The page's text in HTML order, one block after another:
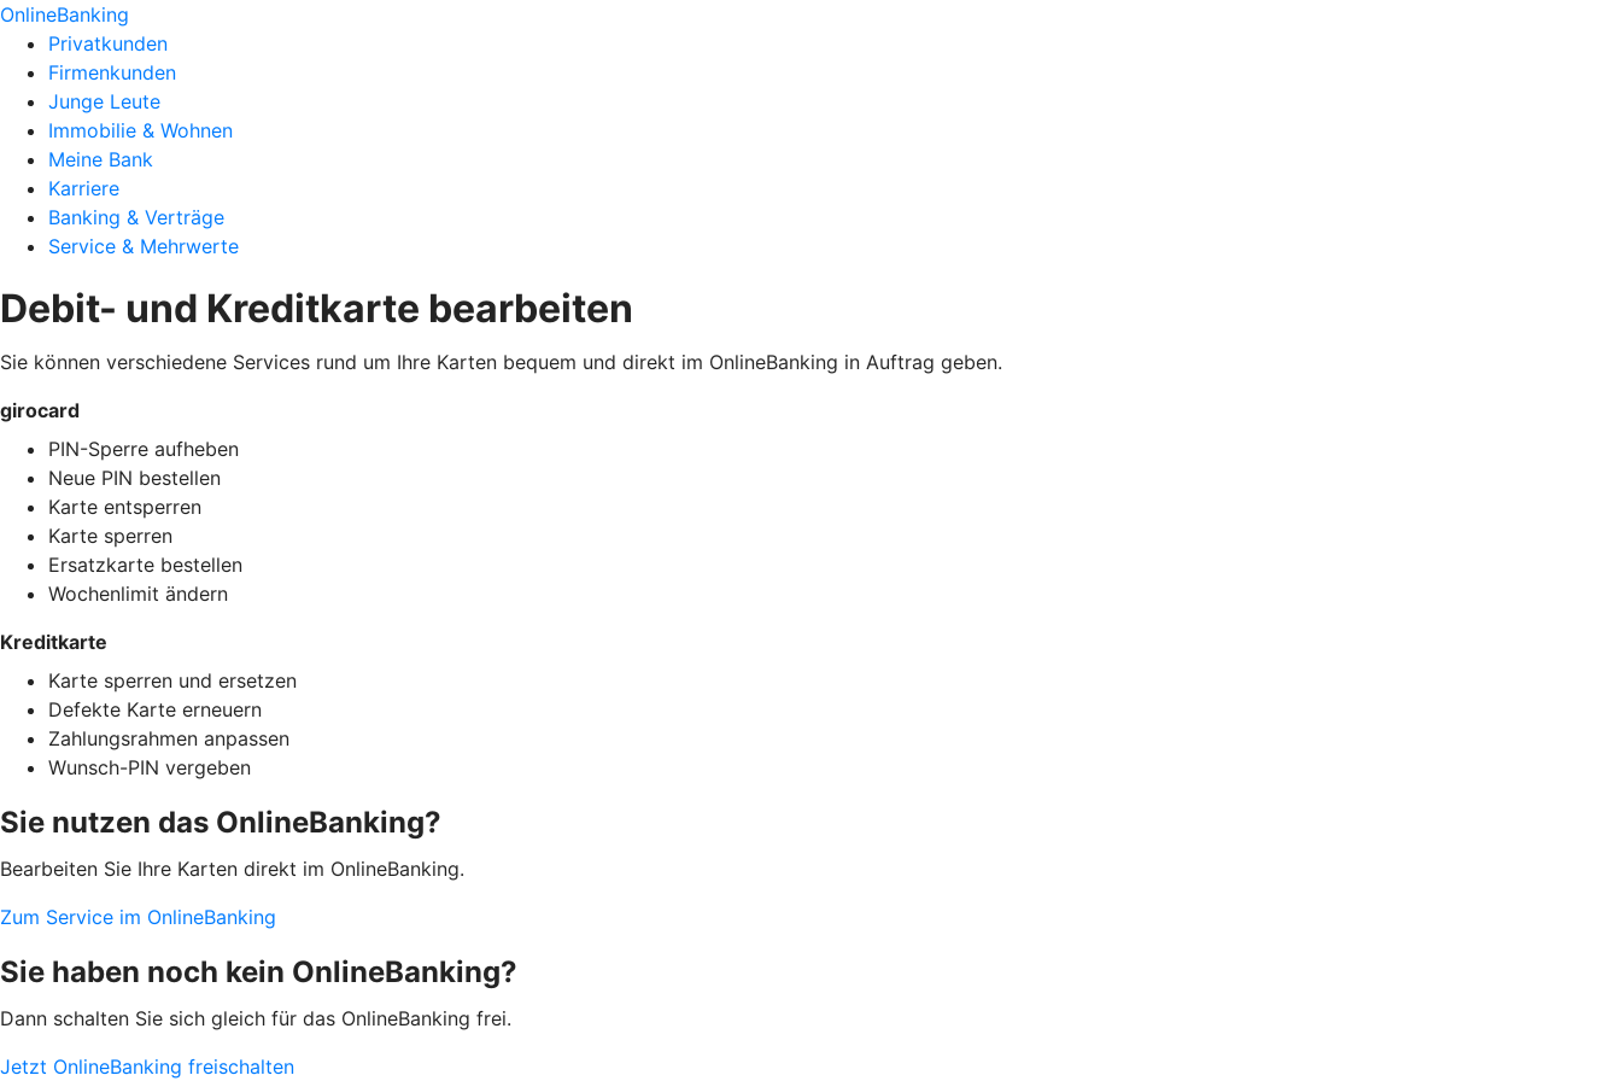
OnlineBanking
Privatkunden
Firmenkunden
Junge Leute
Immobilie & Wohnen
Meine Bank
Karriere
Banking & Verträge
Service & Mehrwerte
Debit- und Kreditkarte bearbeiten
Sie können verschiedene Services rund um Ihre Karten bequem und direkt im OnlineBanking in Auftrag geben.
girocard
PIN-Sperre aufheben
Neue PIN bestellen
Karte entsperren
Karte sperren
Ersatzkarte bestellen
Wochenlimit ändern
Kreditkarte
Karte sperren und ersetzen
Defekte Karte erneuern
Zahlungsrahmen anpassen
Wunsch-PIN vergeben
Sie nutzen das OnlineBanking?
Bearbeiten Sie Ihre Karten direkt im OnlineBanking.
Zum Service im OnlineBanking
Sie haben noch kein OnlineBanking?
Dann schalten Sie sich gleich für das OnlineBanking frei.
Jetzt OnlineBanking freischalten